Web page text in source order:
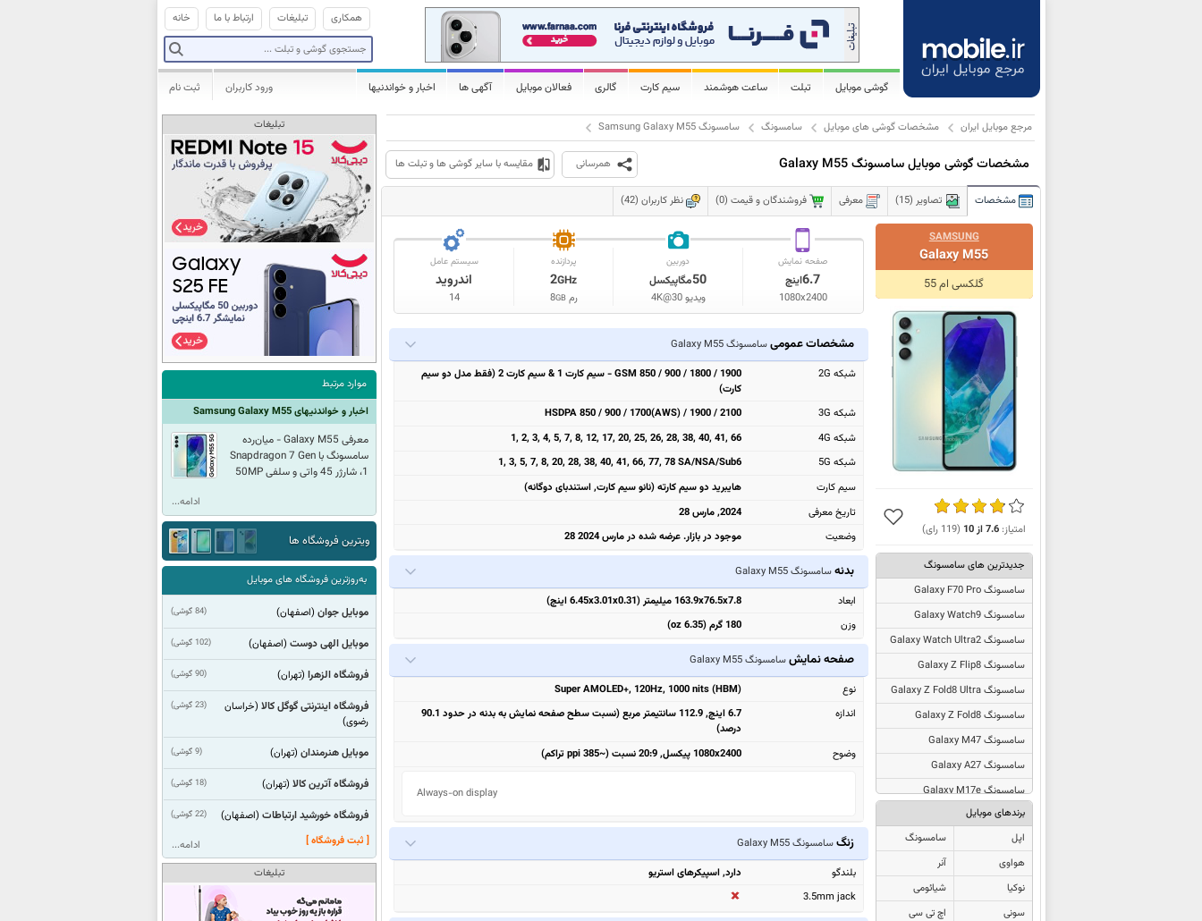
خانه ارتباط با ما تبلیغات همکاری
گوشی موبایل تبلت ساعت هوشمند سیم کارت گالری فعالان موبایل آگهی ها اخبار و خواندنیها ثبت نام ورود کاربران
مرجع موبایل ایران مشخصات گوشی های موبایل سامسونگ سامسونگ Samsung Galaxy M55
مشخصات گوشی موبایل سامسونگ Galaxy M55 همرسانی مقایسه با سایر گوشی ها و تبلت ها
مشخصات تصاویر (15) معرفی فروشندگان و قیمت (0) نظر کاربران (42)
SAMSUNG
Galaxy M55
گلکسی ام 55
امتیاز:7.6از10
(
119 رای)
جدیدترین های سامسونگ
سامسونگ Galaxy F70 Pro
سامسونگ Galaxy Watch9
سامسونگ Galaxy Watch Ultra2
سامسونگ Galaxy Z Flip8
سامسونگ Galaxy Z Fold8 Ultra
سامسونگ Galaxy Z Fold8
سامسونگ Galaxy M47
سامسونگ Galaxy A27
سامسونگ Galaxy M17e
سامسونگ Galaxy A37
سامسونگ Galaxy A57
سامسونگ Galaxy S26 Ultra
سامسونگ
Galaxy S26+
سامسونگ Galaxy S26
برندهای موبایل
اپل
سامسونگ
هواوی
آنر
نوکیا
شیائومی
سونی
اچ تی سی
صفحه نمایش
6.7اینچ
1080x2400
دوربین
50مگاپیکسل
ویدیو 4K@30
پردازنده
2GHz
رم 8GB
سیستم عامل
اندروید
14
مشخصات عمومیسامسونگ Galaxy M55
شبکه 2G
GSM 850 / 900 / 1800 / 1900 - سیم کارت 1 & سیم کارت 2 (فقط مدل دو سیم
کارت)
شبکه 3G
HSDPA 850 / 900 / 1700(AWS) / 1900 / 2100
شبکه 4G
1, 2, 3, 4, 5, 7, 8, 12, 17, 20, 25, 26, 28, 38, 40, 41, 66
شبکه 5G
1, 3, 5, 7, 8, 20, 28, 38, 40, 41, 66, 77, 78 SA/NSA/Sub6
سیم کارت
هایبرید دو سیم کارته (نانو سیم کارت, استندبای دوگانه)
تاریخ معرفی
2024, مارس 28
وضعیت
موجود در بازار. عرضه شده در مارس 2024 28
بدنهسامسونگ Galaxy M55
ابعاد
163.9x76.5x7.8 میلیمتر (6.45x3.01x0.31 اینچ)
وزن
180 گرم (6.35 oz)
صفحه نمایشسامسونگ Galaxy M55
نوع
Super AMOLED+, 120Hz, 1000 nits (HBM)
اندازه
6.7 اینچ, 112.9 سانتیمتر مربع (نسبت سطح صفحه نمایش به بدنه در حدود 90.1
درصد)
وضوح
1080x2400 پیکسل, 20:9 نسبت (~385 ppi تراکم)
Always-on display
زنگسامسونگ Galaxy M55
بلندگو
دارد, اسپیکرهای استریو
3.5mm jack
تبلیغات
موارد مرتبط
اخبار و خواندنیهای Samsung Galaxy M55
معرفی Galaxy M55 - میان‌رده
سامسونگ با Snapdragon 7 Gen
1، شارژر 45 واتی و سلفی 50MP
ادامه...
ویترین فروشگاه ها
به‌روزترین فروشگاه های موبایل
(84 گوشی) موبایل جوان (اصفهان)
(102 گوشی) موبایل الهی دوست (اصفهان)
(90 گوشی) فروشگاه الزهرا (تهران)
(23 گوشی) فروشگاه اینترنتی گوگل کالا (خراسان
رضوی)
(9 گوشی) موبایل هنرمندان (تهران)
(18 گوشی) فروشگاه آترین کالا (تهران)
(22 گوشی) فروشگاه خورشید ارتباطات (اصفهان)
[ ثبت فروشگاه ]
ادامه...
تبلیغات